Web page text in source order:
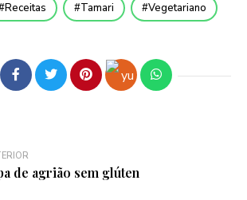
Receitas Tamari Vegetariano
de agrião sem glúten